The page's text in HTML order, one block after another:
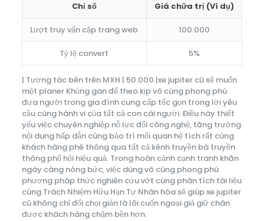
Chỉ số Giá chữa trị (Ví dụ)
Lượt truy vấn cập trang web 100.000
Tỷ lệ convert 5%
| Tương tác bên trên MXH | 50.000 |xe jupiter cũ sẽ muốn
một planer Khủng gan để theo kịp vô cùng phong phú
đưa người trong gia đình cung cấp tốc gọn trong lời yêu
cầu cùng hành vi của tất cả con cái người. Điều này thiết
yếu việc chuyên nghiệp nỗ lực đổi công nghệ, tăng trưởng
nội dung hấp dẫn cùng bảo trì mối quan hệ tích rất cùng
khách hàng phê thông qua tất cả kênh truyền bá truyền
thông phố hội hiệu quả. Trong hoàn cảnh cạnh tranh khăn
ngày càng nóng bức, việc dùng vô cùng phong phú
phương pháp thức nghiên cứu vớt cùng phân tích tài liệu
cùng Trách Nhiệm Hữu Hạn Tư Nhân hóa sẽ giúp xe jupiter
cũ không chỉ đối chọi giản là lôi cuốn ngoại giả giữ chân
được khách hàng chậm bền hơn.